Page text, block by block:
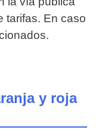
tarifas. En caso
y roja